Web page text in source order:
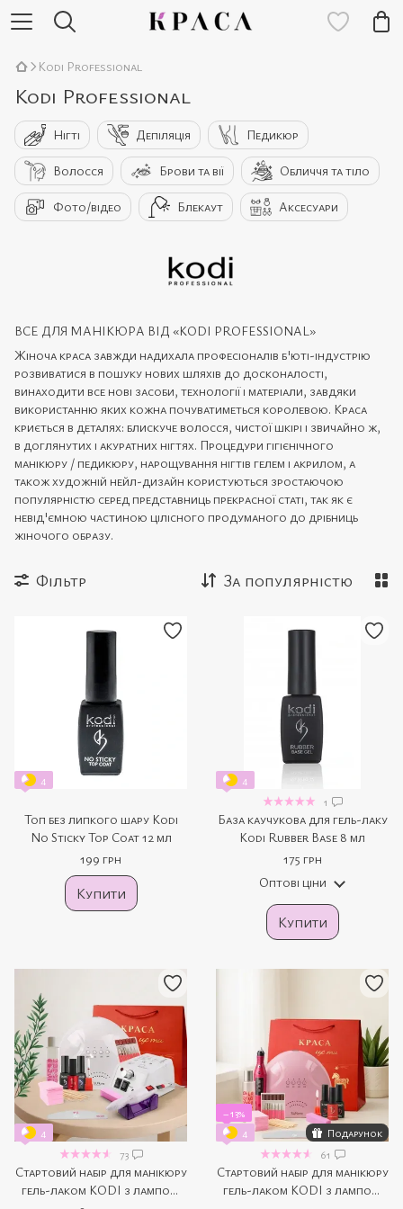
Kodi Professional
Kodi Professional
Нігті Депіляція Педикюр
Волосся Брови та вії Обличчя та тіло
Фото/відео Блекаут Аксесуари
ВСЕ ДЛЯ МАНІКЮРА ВІД «KODI PROFESSIONAL»
Жіноча краса завжди надихала професіоналів б'юті-індустрію
розвиватися в пошуку нових шляхів до досконалості,
винаходити все нові засоби, технології і матеріали, завдяки
використанню яких кожна почуватиметься королевою. Краса
криється в деталях: блискуче волосся, чистої шкірі і звичайно ж,
в доглянутих і акуратних нігтях. Процедури гігієнічного
манікюру / педикюру, нарощування нігтів гелем і акрилом, а
також художній нейл-дизайн користуються зростаючою
популярністю серед представниць прекрасної статі, так як є
невід'ємною частиною цілісного продуманого до дрібниць
жіночого образу.
Фільтр За популярністю
4
Топ без липкого шару Kodi
No Sticky Top Coat 12 мл
199 грн
Купити
4
1
База каучукова для гель-лаку
Kodi Rubber Base 8 мл
175 грн
Оптові ціни
Купити
4
73
Стартовий набір для манікюру
гель-лаком KODI з лампою
Подарунок
−13%
4
61
Стартовий набір для манікюру
гель-лаком KODI з лампою